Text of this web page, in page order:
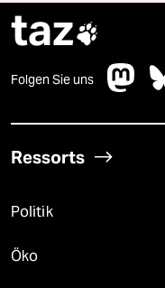
taz
Folgen Sie uns
Ressorts
Politik
Öko